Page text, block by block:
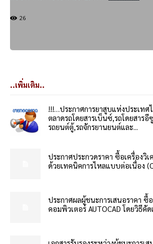
26
..เพิ่มเติม..
!!!…ประกาศการยาสูบแห่งประเทศ
ตลาดรถโดยสารเบ็นซ์,รถโดยสารอี
รถยนต์ตู้,รถจักรยานยนต์และ...
ประกาศประกวดราคา ซื้อเครื่องวิ
ด้วยเทคนิคการไหลแบบต่อเนื่อง
ประกาศผลผู้ชนะการเสนอราคา ซื้
คอมพิวเตอร์ AUTOCAD โดยวิธีคัด